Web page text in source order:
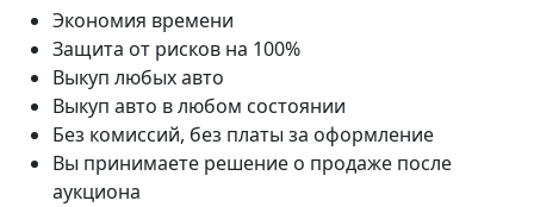
Экономия времени
Защита от рисков на 100%
Выкуп любых авто
Выкуп авто в любом состоянии
Без комиссий, без платы за оформление
Вы принимаете решение о продаже после
аукциона